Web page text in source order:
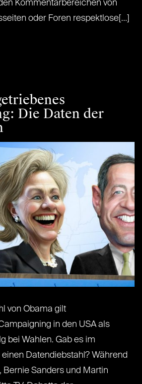
Kommentarbereichen von
oder Foren respektlose[...]
Die Daten der
von Obama gilt
in den USA als
bei Wahlen. Gab es im
Datendiebstahl? Während
Bernie Sanders und Martin